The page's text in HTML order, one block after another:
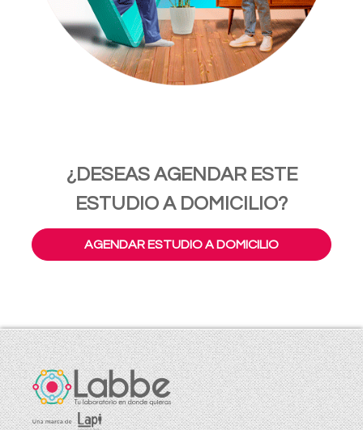
¿DESEAS AGENDAR ESTE
ESTUDIO A DOMICILIO?
AGENDAR ESTUDIO A DOMICILIO